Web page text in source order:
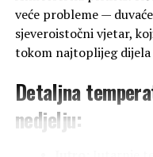
veće probleme —
sjeveroistočni vjetar,
tokom najtoplijeg
Detaljna
nedjelju: